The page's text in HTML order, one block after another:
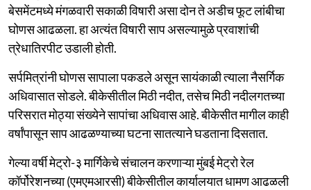
बेसमेंटमध्ये मंगळवारी सकाळी विषारी असा दोन ते अडीच फूट लांबीचा
घोणस आढळला. हा अत्यंत विषारी साप असल्यामुळे प्रवाशांची
त्रेधातिरपीट उडाली होती.
सर्पमित्रांनी घोणस सापाला पकडले असून सायंकाळी त्याला नैसर्गिक
अधिवासात सोडले. बीकेसीतील मिठी नदीत, तसेच मिठी नदीलगतच्या
परिसरात मोठ्या संख्येने सापांचा अधिवास आहे. बीकेसीत मागील काही
वर्षांपासून साप आढळण्याच्या घटना सातत्याने घडताना दिसतात.
गेल्या वर्षी मेट्रो-३ मार्गिकेचे संचालन करणाऱ्या मुंबई मेट्रो रेल
कॉर्पोरेशनच्या (एमएमआरसी) बीकेसीतील कार्यालयात धामण आढळली